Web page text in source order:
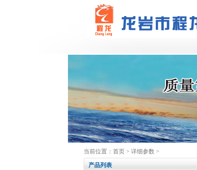
当前位置： 首页> 详细参数 >
产品列表